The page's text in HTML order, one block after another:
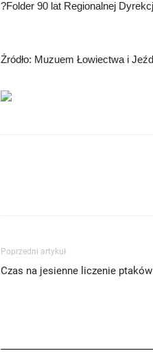
?Folder 90 lat Regionalnej
Źródło: Muzuem Łowiectwa i
Poprzedni artykuł
Czas na jesienne liczenie